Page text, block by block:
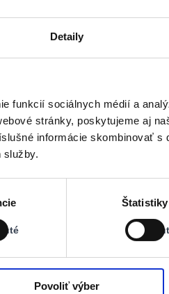
Detaily
funkcií sociálnych médií a
stránky, poskytujeme aj
informácie skombinovať
služby.
Štatistiky
Stav:
Povoliť výber